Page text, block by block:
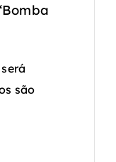
são